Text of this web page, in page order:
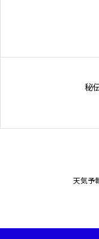
秘
天気予